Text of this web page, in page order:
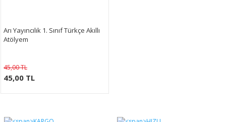
Arı Yayıncılık 1. Sınıf Türkçe Akıllı
Atölyem
45,00 TL
45,00 TL